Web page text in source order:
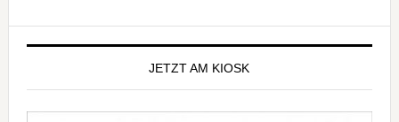
Seitenspalte
JETZT AM KIOSK